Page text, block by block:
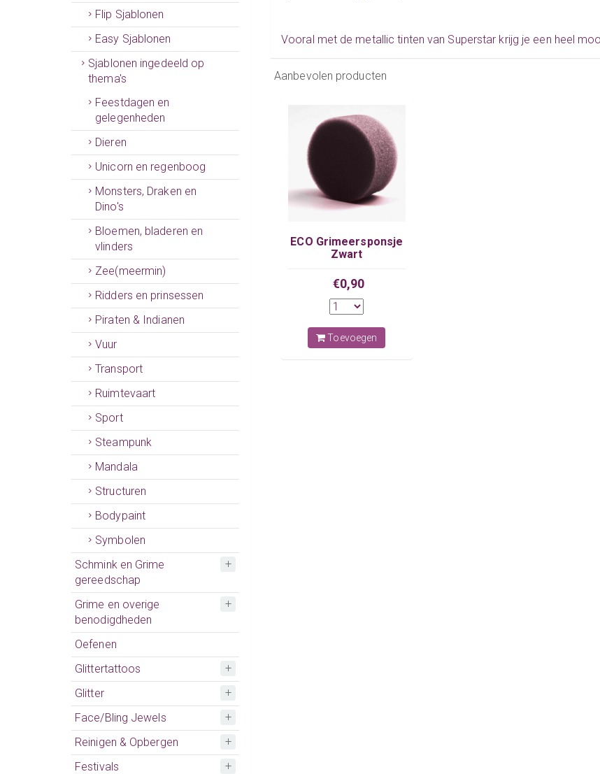
Flip Sjablonen
Easy Sjablonen
Sjablonen ingedeeld op
thema's
Feestdagen en
gelegenheden
Dieren
Unicorn en regenboog
Monsters, Draken en
Dino's
Bloemen, bladeren en
vlinders
Zee(meermin)
Ridders en prinsessen
Piraten & Indianen
Vuur
Transport
Ruimtevaart
Sport
Steampunk
Mandala
Structuren
Bodypaint
Symbolen
Schmink en Grime
gereedschap
Grime en overige
benodigdheden
Oefenen
Glittertattoos
Glitter
Face/Bling Jewels
Reinigen & Opbergen
Festivals
Vooral met de metallic tinten van Superstar krijg je een heel
Aanbevolen producten
ECO Grimeersponsje
Zwart
€0,90
Toevoegen